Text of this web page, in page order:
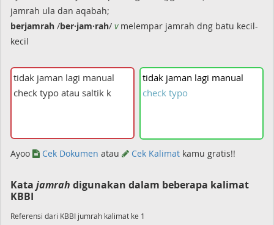
jamrah ula dan aqabah;
berjamrah /ber·jam·rah/ vmelempar jamrah dng batu kecil-
kecil
tidak jaman lagi manual
check typo
Ayoo Cek Dokumen atau Cek Kalimat kamu gratis!!
Kata jamrah digunakan dalam beberapa kalimat
KBBI
Referensi dari KBBI jumrah kalimat ke 1